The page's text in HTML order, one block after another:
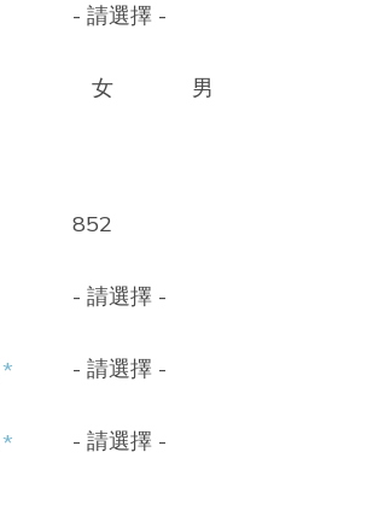
- 請選擇 -
女 男
852
- 請選擇 -
* - 請選擇 -
* - 請選擇 -